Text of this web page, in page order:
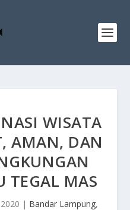
WISATA
AMAN, DAN
TEGAL MAS
| Bandar Lampung,